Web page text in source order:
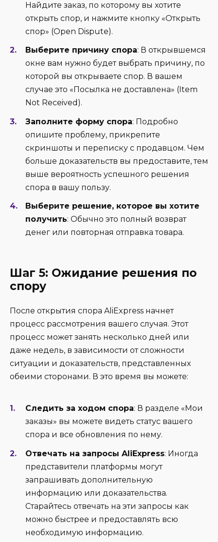
Найдите заказ, по которому вы хотите
открыть спор, и нажмите кнопку «Открыть
спор» (Open Dispute).
Выберите причину спора: В открывшемся
окне вам нужно будет выбрать причину, по
которой вы открываете спор. В вашем
случае это «Посылка не доставлена» (Item
Not Received).
Заполните форму спора: Подробно
опишите проблему, прикрепите
скриншоты и переписку с продавцом. Чем
больше доказательств вы предоставите, тем
выше вероятность успешного решения
спора в вашу пользу.
Выберите решение, которое вы хотите
получить: Обычно это полный возврат
денег или повторная отправка товара.
Шаг 5: Ожидание решения по
спору
После открытия спора AliExpress начнет
процесс рассмотрения вашего случая. Этот
процесс может занять несколько дней или
даже недель, в зависимости от сложности
ситуации и доказательств, представленных
обеими сторонами. В это время вы можете:
Следить за ходом спора: В разделе «Мои
заказы» вы можете видеть статус вашего
спора и все обновления по нему.
Отвечать на запросы AliExpress: Иногда
представители платформы могут
запрашивать дополнительную
информацию или доказательства.
Старайтесь отвечать на эти запросы как
можно быстрее и предоставлять всю
необходимую информацию.